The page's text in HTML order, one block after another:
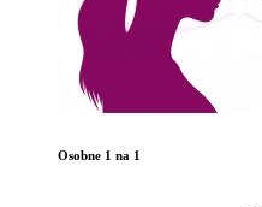
Osobne 1 na 1